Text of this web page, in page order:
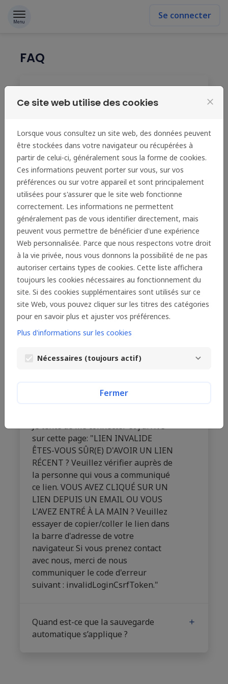
Menu
Se connecter
FAQ
mais je ne reçois pas l'email
définir un nouveau mot de passe.
J'ai cliqué sur "Mot de passe perdu ?"
mais je reçois un message d'erreur
quand je clique sur le lien reçu par
email.
Je clique sur "Ecran suivant" dans le
formulaire mais je reste sur la même
page.
Comment puis-je relire la première
partie de mon projet ?
mon projet, comment puis-je savoir
Je tente de me connecter et j'arrive
sur cette page: "LIEN INVALIDE
ÊTES-VOUS SÛR(E) D'AVOIR UN LIEN
RÉCENT ? Veuillez vérifier auprès de
la personne qui vous a communiqué
ce lien. VOUS AVEZ CLIQUÉ SUR UN
LIEN DEPUIS UN EMAIL OU VOUS
L'AVEZ ENTRÉ À LA MAIN ? Veuillez
essayer de copier/coller le lien dans
la barre d'adresse de votre
navigateur. Si vous prenez contact
avec nous, merci de nous
communiquer le code d'erreur
suivant : invalidLoginCsrfToken."
Quand est-ce que la sauvegarde
automatique s’applique ?
Ce site web utilise des cookies close
Lorsque vous consultez un site web, des données peuvent
être stockées dans votre navigateur ou récupérées à
partir de celui-ci, généralement sous la forme de cookies.
Ces informations peuvent porter sur vous, sur vos
préférences ou sur votre appareil et sont principalement
utilisées pour s'assurer que le site web fonctionne
correctement. Les informations ne permettent
généralement pas de vous identifier directement, mais
peuvent vous permettre de bénéficier d'une expérience
Web personnalisée. Parce que nous respectons votre droit
à la vie privée, nous vous donnons la possibilité de ne pas
autoriser certains types de cookies. Cette liste affichera
toujours les cookies nécessaires au fonctionnement du
site. Si des cookies supplémentaires sont utilisés sur ce
site Web, vous pouvez cliquer sur les titres des catégories
pour en savoir plus et ajuster vos préférences.
Plus d'informations sur les cookies
Nécessaires (toujours actif)
Fermer